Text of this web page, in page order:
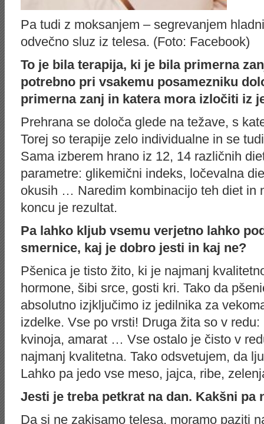
Pa tudi z moksanjem – segrevanjem
odvečno sluz iz telesa. (Foto: Facebook)
To je bila terapija, ki je bila primerna
potrebno pri vsakemu posamezniku
primerna zanj in katera mora izločiti iz
Prehrana se določa glede na težave, s
Torej so terapije zelo individualne in se
Sama izberem hrano iz 12, 14 različnih
parametre: glikemični indeks, ločevalna
okusih … Naredim kombinacijo teh diet in
koncu je rezultat.
Pa lahko kljub vsemu verjetno lahko
smernice, kaj je dobro jesti in kaj ne?
Pšenica je tisto žito, ki je najmanj
hormone, šibi srce, gosti kri. Tako da
absolutno izjključimo iz jedilnika za
izdelke. Vse po vrsti! Druga žita so v
kvinoja, amarat … Vse ostalo je čisto v
najmanj kvalitetna. Tako odsvetujem, da
Lahko pa jedo vse meso, jajca, ribe,
Jesti je treba petkrat na dan. Kakšni pa
Da si ne zakisamo telesa, moramo paziti